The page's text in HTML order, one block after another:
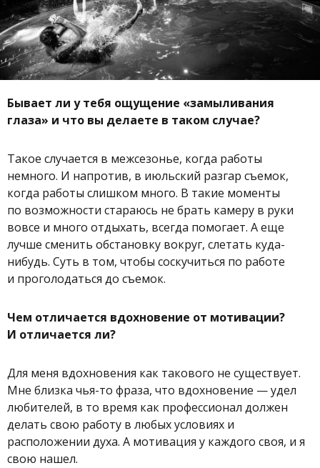
Бывает ли у тебя ощущение «замыливания
глаза» и что вы делаете в таком случае?
Такое случается в межсезонье, когда работы
немного. И напротив, в июльский разгар съемок,
когда работы слишком много. В такие моменты
по возможности стараюсь не брать камеру в руки
вовсе и много отдыхать, всегда помогает. А еще
лучше сменить обстановку вокруг, слетать куда-
нибудь. Суть в том, чтобы соскучиться по работе
и проголодаться до съемок.
Чем отличается вдохновение от мотивации?
И отличается ли?
Для меня вдохновения как такового не существует.
Мне близка чья-то фраза, что вдохновение — удел
любителей, в то время как профессионал должен
делать свою работу в любых условиях и
расположении духа. А мотивация у каждого своя, и я
свою нашел.